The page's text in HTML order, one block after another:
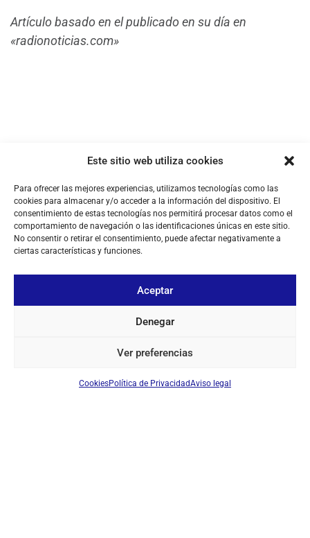
Este sitio web utiliza cookies
Para ofrecer las mejores experiencias, utilizamos tecnologías como las
cookies para almacenar y/o acceder a la información del dispositivo. El
consentimiento de estas tecnologías nos permitirá procesar datos como el
comportamiento de navegación o las identificaciones únicas en este sitio.
No consentir o retirar el consentimiento, puede afectar negativamente a
ciertas características y funciones.
Aceptar
Denegar
Ver preferencias
CookiesPolítica de PrivacidadAviso legal
Artículo basado en el publicado en su día en
«radionoticias.com»